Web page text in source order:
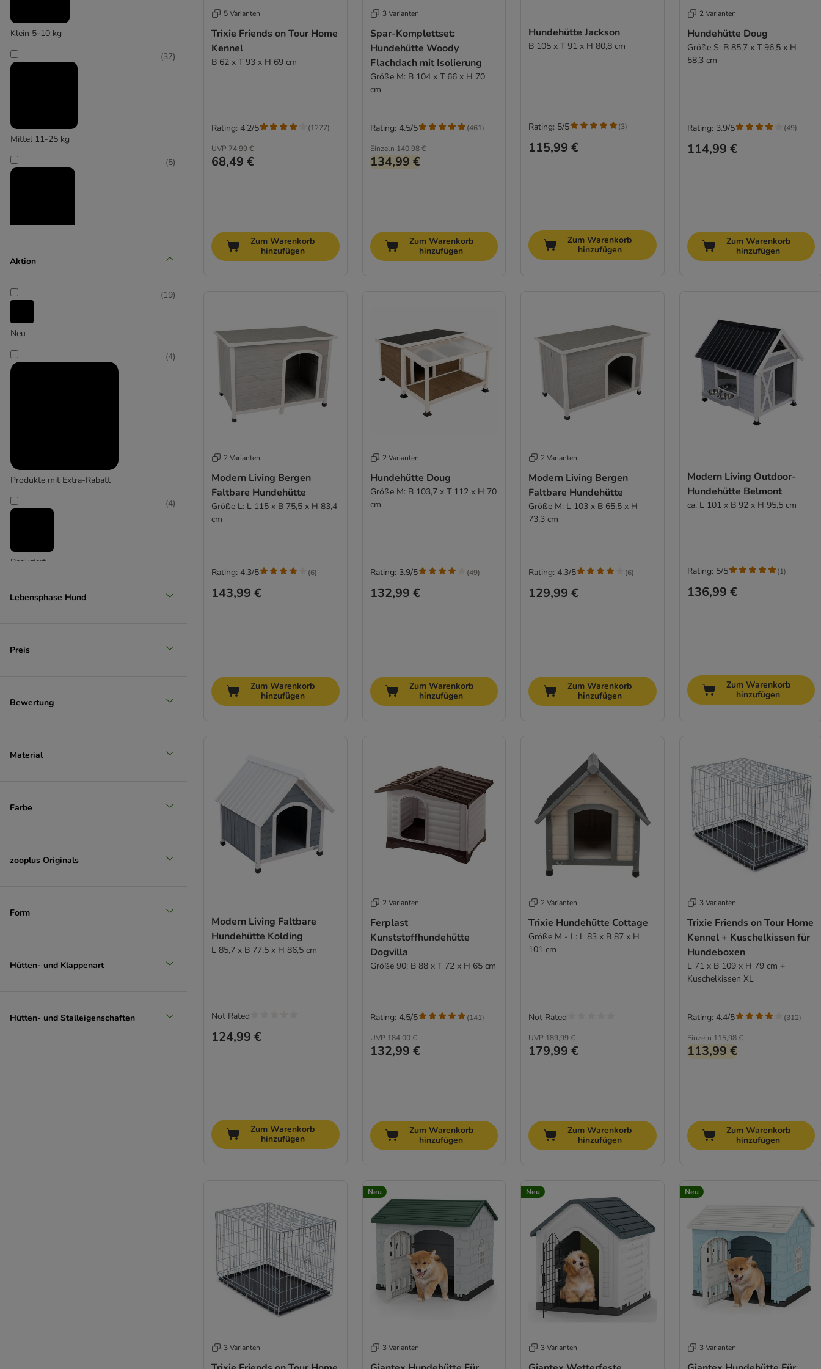
Klein 5-10 kg
Mittel 11-25 kg
(37)
(5)
Extra-groß > 45 kg
Aktion
Neu
(19)
Produkte mit Extra-Rabatt
(4)
Reduziert
(4)
Lebensphase Hund
Preis
Bewertung
Material
Farbe
zooplus Originals
Form
Hütten- und Klappenart
Hütten- und Stalleigenschaften
5 Varianten
Trixie Friends on Tour Home
Kennel
B 62 x T 93 x H 69 cm
UVP 74,99 €
68,49 €
Rating: 4.2/5 (1277)
Zum Warenkorb
hinzufügen
3 Varianten
Spar-Komplettset:
Hundehütte Woody
Flachdach mit Isolierung
Größe M: B 104 x T 66 x H 70
cm
Einzeln 140,98 €
134,99 €
Rating: 4.5/5 (461)
Zum Warenkorb
hinzufügen
Hundehütte Jackson
B 105 x T 91 x H 80,8 cm
115,99 €
Rating: 5/5 (3)
Zum Warenkorb
hinzufügen
2 Varianten
Hundehütte Doug
Größe S: B 85,7 x T 96,5 x H
58,3 cm
114,99 €
Rating: 3.9/5 (49)
Zum Warenkorb
hinzufügen
2 Varianten
Modern Living Bergen
Faltbare Hundehütte
Größe L: L 115 x B 75,5 x H 83,4
cm
143,99 €
Rating: 4.3/5 (6)
Zum Warenkorb
hinzufügen
2 Varianten
Hundehütte Doug
Größe M: B 103,7 x T 112 x H 70
cm
132,99 €
Rating: 3.9/5 (49)
Zum Warenkorb
hinzufügen
2 Varianten
Modern Living Bergen
Faltbare Hundehütte
Größe M: L 103 x B 65,5 x H
73,3 cm
129,99 €
Rating: 4.3/5 (6)
Zum Warenkorb
hinzufügen
Modern Living Outdoor-
Hundehütte Belmont
ca. L 101 x B 92 x H 95,5 cm
136,99 €
Rating: 5/5 (1)
Zum Warenkorb
hinzufügen
Modern Living Faltbare
Hundehütte Kolding
L 85,7 x B 77,5 x H 86,5 cm
124,99 €
Not Rated
Zum Warenkorb
hinzufügen
2 Varianten
Ferplast
Kunststoffhundehütte
Dogvilla
Größe 90: B 88 x T 72 x H 65 cm
UVP 184,00 €
132,99 €
Rating: 4.5/5 (141)
Zum Warenkorb
hinzufügen
2 Varianten
Trixie Hundehütte Cottage
Größe M - L: L 83 x B 87 x H
101 cm
UVP 189,99 €
179,99 €
Not Rated
Zum Warenkorb
hinzufügen
3 Varianten
Trixie Friends on Tour Home
Kennel + Kuschelkissen für
Hundeboxen
L 71 x B 109 x H 79 cm +
Kuschelkissen XL
Einzeln 115,98 €
113,99 €
Rating: 4.4/5 (312)
Zum Warenkorb
hinzufügen
3 Varianten
Neu
3 Varianten
Neu
3 Varianten
Neu
3 Varianten